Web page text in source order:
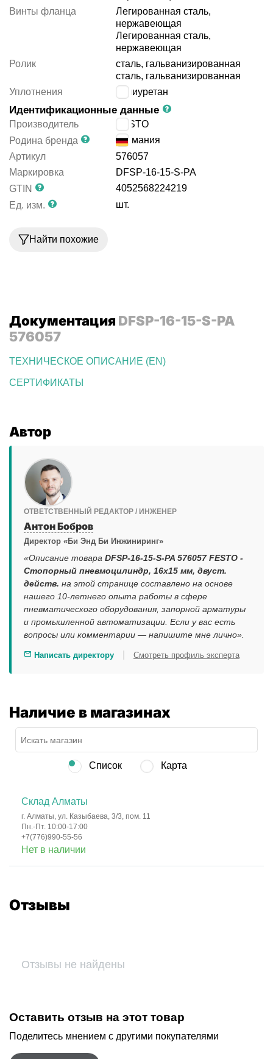
Винты фланца
Легированная сталь,
нержавеющая
Легированная сталь,
нержавеющая
Ролик
сталь, гальванизированная
сталь, гальванизированная
Уплотнения
полиуретан
Идентификационные данные
Производитель
FESTO
Родина бренда
Германия
Артикул
576057
Маркировка
DFSP-16-15-S-PA
GTIN
4052568224219
Ед. изм.
шт.
Найти похожие
Документация DFSP-16-15-S-PA
576057
ТЕХНИЧЕСКОЕ ОПИСАНИЕ (EN)
СЕРТИФИКАТЫ
Автор
ОТВЕТСТВЕННЫЙ РЕДАКТОР / ИНЖЕНЕР
Антон Бобров
Директор «Би Энд Би Инжиниринг»
«Описание товара DFSP-16-15-S-PA 576057 FESTO -
Стопорный пневмоцилиндр, 16x15 мм, двуст.
действ. на этой странице составлено на основе
нашего 10-летнего опыта работы в сфере
пневматического оборудования, запорной арматуры
и промышленной автоматизации. Если у вас есть
вопросы или комментарии — напишите мне лично».
Написать директору Смотреть профиль эксперта
Наличие в магазинах
Список Карта
Склад Алматы
г. Алматы, ул. Казыбаева, 3/3, пом. 11
Пн.-Пт. 10:00-17:00
+7(776)990-55-56
Нет в наличии
Отзывы
Отзывы не найдены
Оставить отзыв на этот товар
Поделитесь мнением с другими покупателями